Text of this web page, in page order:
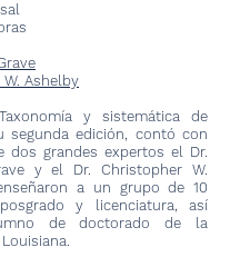
Ashelby
y sistemática de
segunda edición, contó con
dos grandes expertos el Dr.
y el Dr. Christopher W.
a un grupo de 10
y licenciatura, así
de doctorado de la